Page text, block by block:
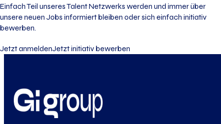
Einfach Teil unseres Talent Netzwerks werden und immer über
unsere neuen Jobs informiert bleiben oder sich einfach initiativ
bewerben.
Jetzt anmeldenJetzt initiativ bewerben